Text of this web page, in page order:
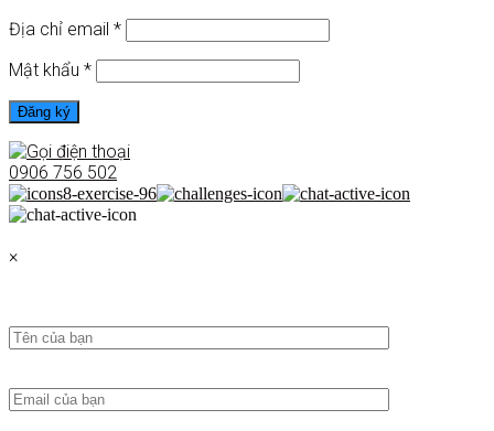
Địa chỉ email *
Mật khẩu *
Đăng ký
0906 756 502
×